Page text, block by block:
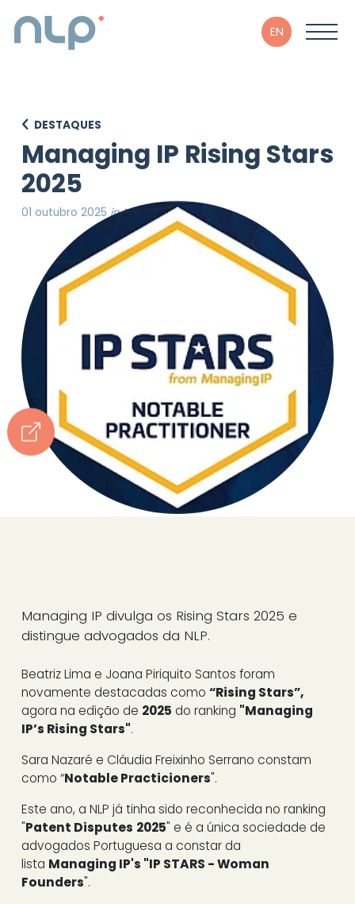
EN
DESTAQUES
Managing IP Rising Stars
2025
01 outubro 2025 in Managing IP
Managing IP divulga os Rising Stars 2025 e
distingue advogados da NLP.
Beatriz Lima e Joana Piriquito Santos foram
novamente destacadas como “Rising Stars”,
agora na edição de 2025 do ranking "Managing
IP’s Rising Stars".
Sara Nazaré e Cláudia Freixinho Serrano constam
como “Notable Practicioners".
Este ano, a NLP já tinha sido reconhecida no ranking
"Patent Disputes 2025" e é a única sociedade de
advogados Portuguesa a constar da
lista Managing IP's "IP STARS - Woman
Founders".